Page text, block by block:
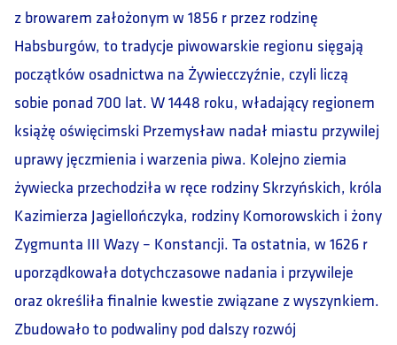
z browarem założonym w 1856 r przez rodzinę
Habsburgów, to tradycje piwowarskie regionu sięgają
początków osadnictwa na Żywiecczyźnie, czyli liczą
sobie ponad 700 lat. W 1448 roku, władający regionem
książę oświęcimski Przemysław nadał miastu przywilej
uprawy jęczmienia i warzenia piwa. Kolejno ziemia
żywiecka przechodziła w ręce rodziny Skrzyńskich, króla
Kazimierza Jagiellończyka, rodziny Komorowskich i żony
Zygmunta III Wazy – Konstancji. Ta ostatnia, w 1626 r
uporządkowała dotychczasowe nadania i przywileje
oraz określiła finalnie kwestie związane z wyszynkiem.
Zbudowało to podwaliny pod dalszy rozwój